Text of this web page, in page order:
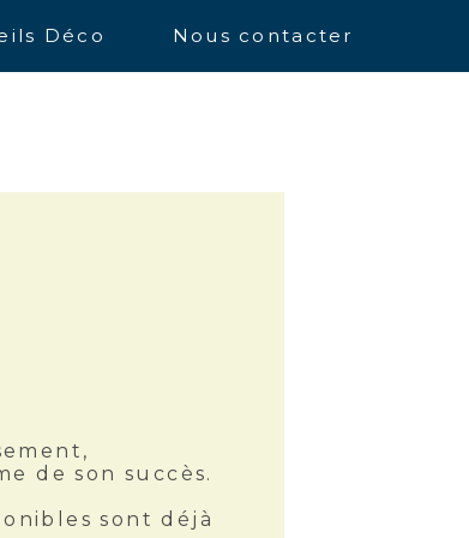
Déco Nous contacter
de son succès.
sont déjà